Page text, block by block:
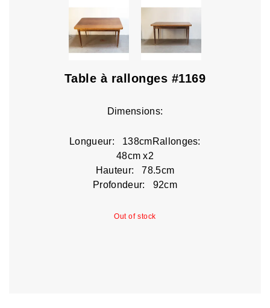
Table à rallonges #1169
Dimensions:
Longueur: 138cmRallonges:
48cm x2
Hauteur: 78.5cm
Profondeur: 92cm
Out of stock